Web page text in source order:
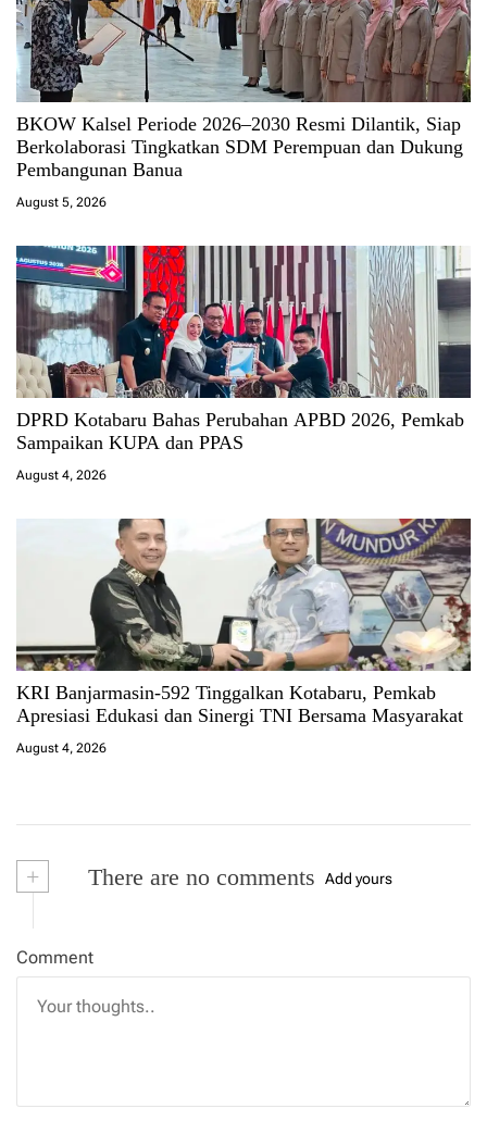
BKOW Kalsel Periode 2026–2030 Resmi Dilantik, Siap
Berkolaborasi Tingkatkan SDM Perempuan dan Dukung
Pembangunan Banua
August 5, 2026
DPRD Kotabaru Bahas Perubahan APBD 2026, Pemkab
Sampaikan KUPA dan PPAS
August 4, 2026
KRI Banjarmasin-592 Tinggalkan Kotabaru, Pemkab
Apresiasi Edukasi dan Sinergi TNI Bersama Masyarakat
August 4, 2026
+ There are no comments Add yours
Comment